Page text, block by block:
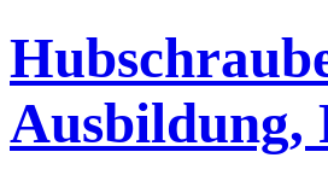
Ausbildung,